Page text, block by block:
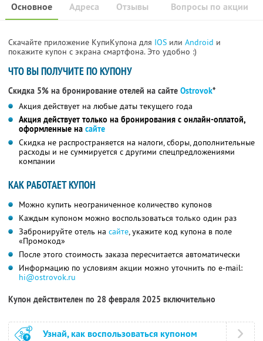
Основное Отзывы Вопросы по акции
Адреса
Скачайте приложение КупиКупона для IOS или Android и
покажите купон с экрана смартфона. Это удобно :)
ЧТО ВЫ ПОЛУЧИТЕ ПО КУПОНУ
Скидка 5% на бронирование отелей на сайте Ostrovok*
Акция действует на любые даты текущего года
Акция действует только на бронирования с онлайн-оплатой,
оформленные на сайте
Скидка не распространяется на налоги, сборы, дополнительные
расходы и не суммируется с другими спецпредложениями
компании
КАК РАБОТАЕТ КУПОН
Можно купить неограниченное количество купонов
Каждым купоном можно воспользоваться только один раз
Забронируйте отель на сайте, укажите код купона в поле
«Промокод»
После этого стоимость заказа пересчитается автоматически
Информацию по условиям акции можно уточнить по e-mail:
hi@ostrovok.ru
Купон действителен по 28 февраля 2025 включительно
Узнай, как воспользоваться купоном